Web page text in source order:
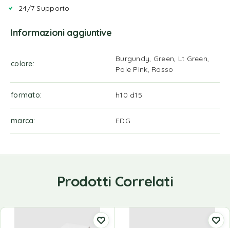
24/7 Supporto
Informazioni aggiuntive
colore
Burgundy, Green, Lt Green,
Pale Pink, Rosso
formato h10 d15
marca EDG
Prodotti Correlati